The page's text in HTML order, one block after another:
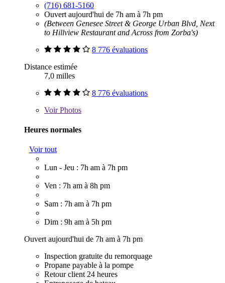
(716) 681-5160
Ouvert aujourd'hui de 7h am à 7h pm
(Between Genesee Street & George Urban Blvd, Next
to Hillview Restaurant and Across from Zorba's)
8 776 évaluations
Distance estimée
7,0 milles
8 776 évaluations
VoirPhotos
Heures normales
Voir tout
Lun - Jeu : 7h am à 7h pm
Ven : 7h am à 8h pm
Sam : 7h am à 7h pm
Dim : 9h am à 5h pm
Ouvert aujourd'hui de 7h am à 7h pm
Inspection gratuite du remorquage
Propane payable à la pompe
Retour client 24 heures